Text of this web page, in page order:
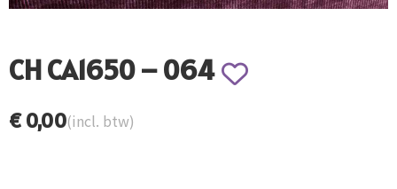
CH CA1650 – 064
€0,00(incl. btw)